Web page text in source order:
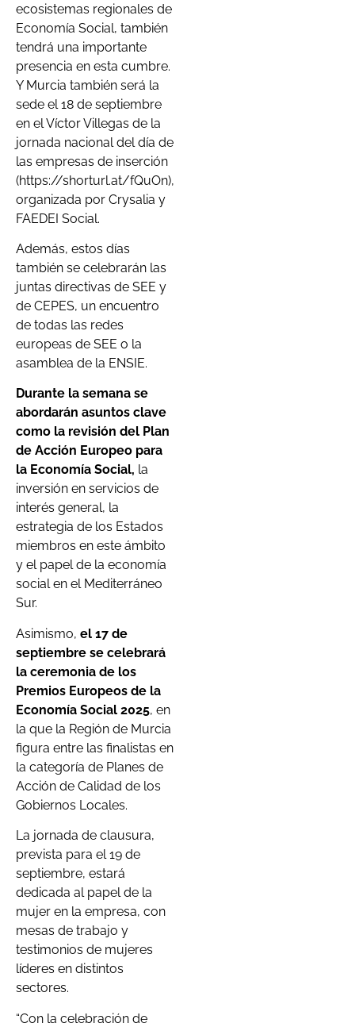
ecosistemas regionales de
Economía Social, también
tendrá una importante
presencia en esta cumbre.
Y Murcia también será la
sede el 18 de septiembre
en el Víctor Villegas de la
jornada nacional del día de
las empresas de inserción
(https://shorturl.at/fQuOn),
organizada por Crysalia y
FAEDEI Social.
Además, estos días
también se celebrarán las
juntas directivas de SEE y
de CEPES, un encuentro
de todas las redes
europeas de SEE o la
asamblea de la ENSIE.
Durante la semana se
abordarán asuntos clave
como la revisión del Plan
de Acción Europeo para
la Economía Social, la
inversión en servicios de
interés general, la
estrategia de los Estados
miembros en este ámbito
y el papel de la economía
social en el Mediterráneo
Sur.
Asimismo, el 17 de
septiembre se celebrará
la ceremonia de los
Premios Europeos de la
Economía Social 2025, en
la que la Región de Murcia
figura entre las finalistas en
la categoría de Planes de
Acción de Calidad de los
Gobiernos Locales.
La jornada de clausura,
prevista para el 19 de
septiembre, estará
dedicada al papel de la
mujer en la empresa, con
mesas de trabajo y
testimonios de mujeres
líderes en distintos
sectores.
“Con la celebración de